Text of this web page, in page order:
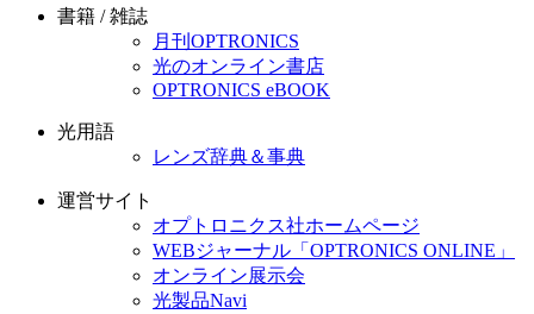
書籍 / 雑誌
月刊OPTRONICS
光のオンライン書店
OPTRONICS eBOOK
光用語
レンズ辞典＆事典
運営サイト
オプトロニクス社ホームページ
WEBジャーナル「OPTRONICS ONLINE」
オンライン展示会
光製品Navi